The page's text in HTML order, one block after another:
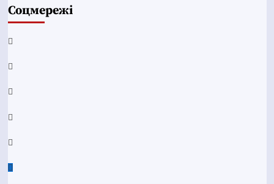
Соцмережі
Facebook
YouTube
Telegram
Instagram
Twitter
Google